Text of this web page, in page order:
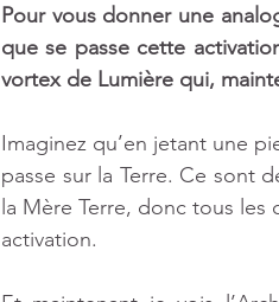
Pour vous donner une
que se passe cette
vortex de Lumière qui,
Imaginez qu’en jetant une
passe sur la Terre. Ce sont
la Mère Terre, donc tous
activation.